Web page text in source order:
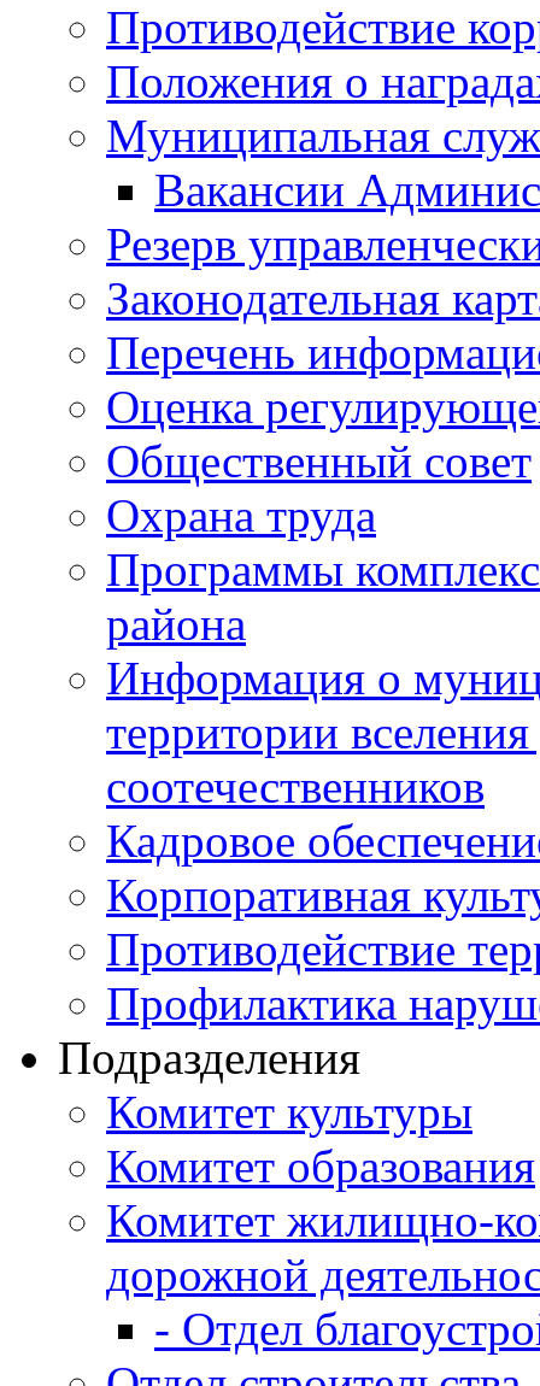
Противодействие
Положения о
Муниципальная
Вакансии
Резерв
Законодательная
Перечень
Оценка
Общественный совет
Охрана труда
Программы
района
Информация о
территории
соотечественников
Кадровое
Корпоративная
Противодействие
Профилактика
Подразделения
Комитет культуры
Комитет образования
Комитет жилищно-
дорожной
- Отдел